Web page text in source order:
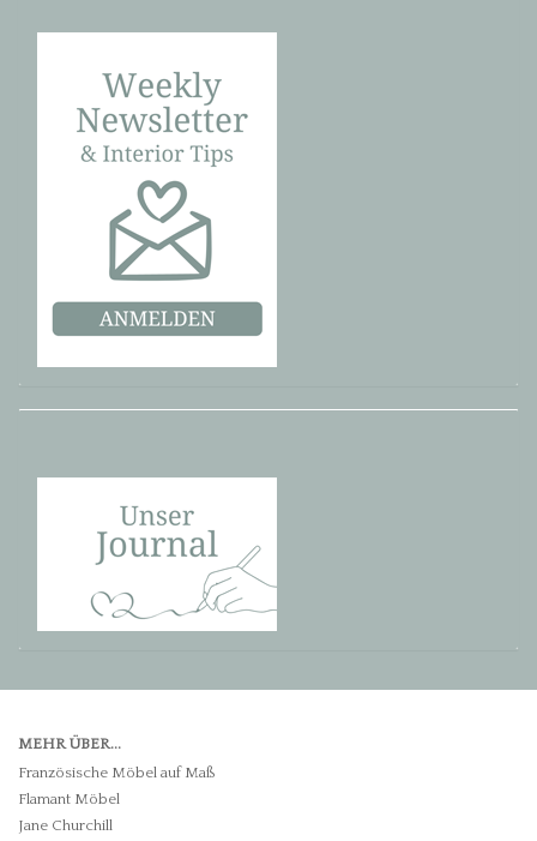
MEHR ÜBER...
Französische Möbel auf Maß
Flamant Möbel
Jane Churchill